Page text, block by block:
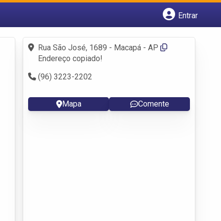
Entrar
Fazer login
Criar conta
Rua São José, 1689 - Macapá - AP
Endereço copiado!
(96) 3223-2202
Mapa Comente